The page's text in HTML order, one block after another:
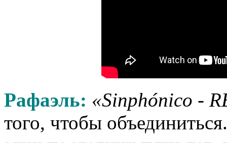
Рафаэль: «Sinphónico -
того, чтобы